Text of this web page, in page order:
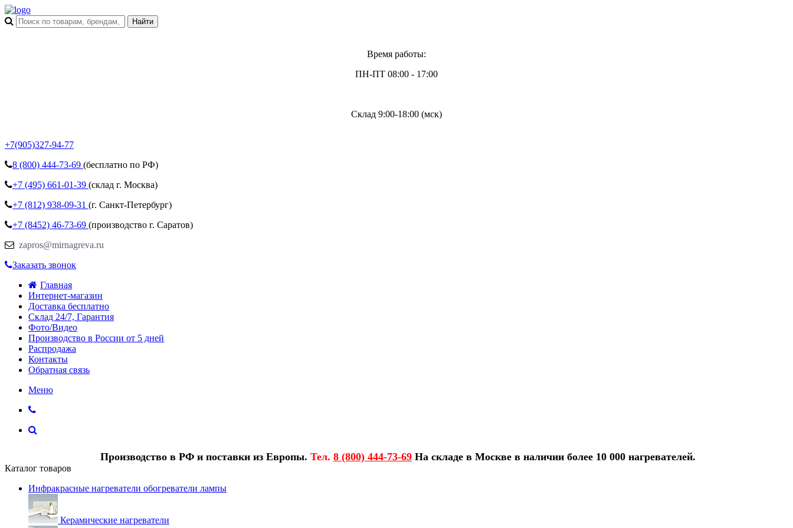
Время работы:
ПН-ПТ 08:00 - 17:00
Склад 9:00-18:00 (мск)
+7(905)327-94-77
8 (800) 444-73-69 (бесплатно по РФ)
+7 (495) 661-01-39 (склад г. Москва)
+7 (812) 938-09-31 (г. Санкт-Петербург)
+7 (8452) 46-73-69 (производство г. Саратов)
zapros@mirnagreva.ru
Заказать звонок
Главная
Интернет-магазин
Доставка бесплатно
Склад 24/7, Гарантия
Фото/Видео
Производство в России от 5 дней
Распродажа
Контакты
Обратная связь
Меню
Производство в РФ и поставки из Европы. Тел. 8 (800) 444-73-69 На складе в Москве в наличии более 10 000 нагревателей.
Каталог товаров
Инфракрасные нагреватели обогреватели лампы
Керамические нагреватели